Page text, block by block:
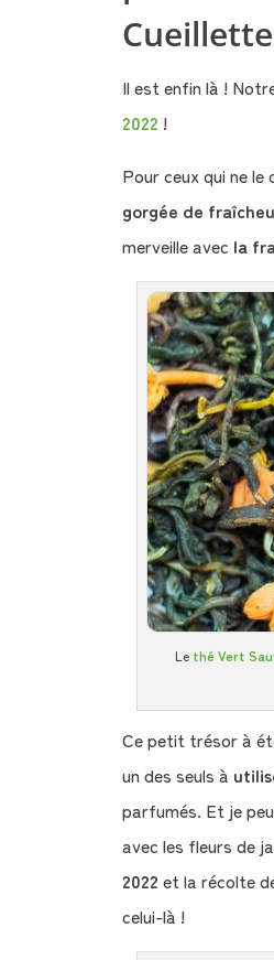
Il est enfin là !
2022 !
Pour ceux qui ne
gorgée de
merveille avec la
Le thé Vert
Ce petit trésor à
un des seuls à
parfumés. Et je
avec les fleurs de
2022 et la récolte
celui-là !